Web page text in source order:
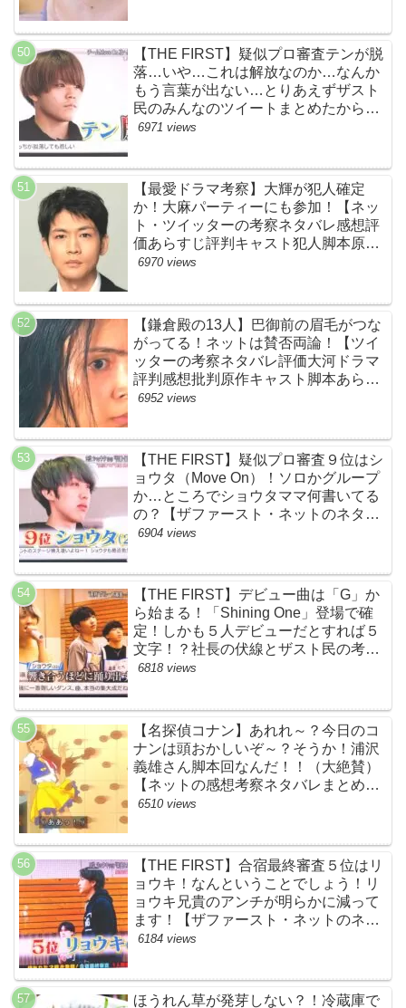
【THE FIRST】疑似プロ審査テンが脱
落…いや…これは解放なのか…なんか
もう言葉が出ない…とりあえずザスト
民のみんなのツイートまとめたから見
て…【ザファースト・ネットのネタバ
6971 views
【最愛ドラマ考察】大輝が犯人確定
か！大麻パーティーにも参加！【ネッ
ト・ツイッターの考察ネタバレ感想評
価あらすじ評判キャスト犯人脚本原作
黒幕伏線まとめ・大ちゃん・梨央・加
6970 views
【鎌倉殿の13人】巴御前の眉毛がつな
がってる！ネットは賛否両論！【ツイ
ッターの考察ネタバレ評価大河ドラマ
評判感想批判原作キャスト脚本あらす
じ伏線まとめ犯人黒幕・秋元才加】
6952 views
【THE FIRST】疑似プロ審査９位はシ
ョウタ（Move On）！ソロかグループ
か…ところでショウタママ何書いてる
の？【ザファースト・ネットのネタバ
レ感想考察まとめ・スッキリ・
6904 views
【THE FIRST】デビュー曲は「G」か
ら始まる！「Shining One」登場で確
定！しかも５人デビューだとすれば５
文字！？社長の伏線とザスト民の考察
すげーよ…鳥肌立ったわ…【シャイニ
BMSG・BE:FIRST・ビーファース
ト】
6818 views
【名探偵コナン】あれれ～？今日のコ
ナンは頭おかしいぞ～？そうか！浦沢
義雄さん脚本回なんだ！！（大絶賛）
【ネットの感想考察ネタバレまとめ・
笑顔を消したアイドル】
6510 views
【THE FIRST】合宿最終審査５位はリ
ョウキ！なんということでしょう！リ
ョウキ兄貴のアンチが明らかに減って
ます！【ザファースト・ネットのネタ
バレ考察まとめ感想・スッキリ・
6184 views
ほうれん草が発芽しない？！冷蔵庫で